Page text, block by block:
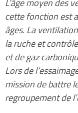
L’âge moyen des
cette fonction est
âges. La
la ruche et
et de gaz
Lors de
mission de battre
regroupement de